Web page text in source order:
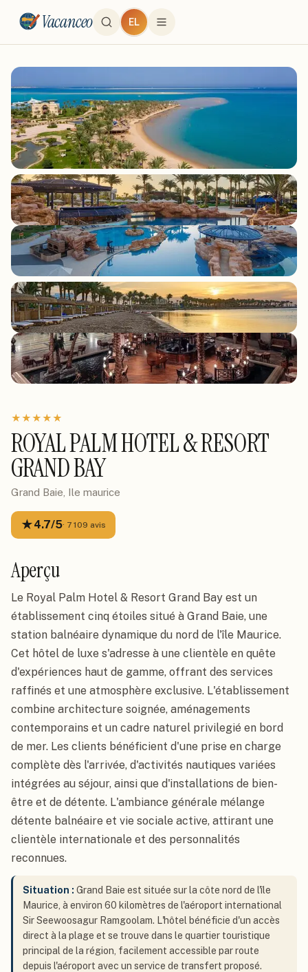
Vacanceo EL
★★★★★
ROYAL PALM HOTEL & RESORT
GRAND BAY
Grand Baie, Ile maurice
★4.7/5· 7 109 avis
Aperçu
Le Royal Palm Hotel & Resort Grand Bay est un
établissement cinq étoiles situé à Grand Baie, une
station balnéaire dynamique du nord de l'île Maurice.
Cet hôtel de luxe s'adresse à une clientèle en quête
d'expériences haut de gamme, offrant des services
raffinés et une atmosphère exclusive. L'établissement
combine architecture soignée, aménagements
contemporains et un cadre naturel privilegié en bord
de mer. Les clients bénéficient d'une prise en charge
complète dès l'arrivée, d'activités nautiques variées
intégrées au séjour, ainsi que d'installations de bien-
être et de détente. L'ambiance générale mélange
détente balnéaire et vie sociale active, attirant une
clientèle internationale et des personnalités
reconnues.
Situation : Grand Baie est située sur la côte nord de l'île
Maurice, à environ 60 kilomètres de l'aéroport international
Sir Seewoosagur Ramgoolam. L'hôtel bénéficie d'un accès
direct à la plage et se trouve dans le quartier touristique
principal de la région, facilement accessible par route
depuis l'aéroport avec un service de transfert proposé.